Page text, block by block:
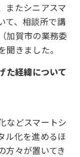
またシニアスマ
て、相談所で講
加賀市の業務委
きました。
た経緯について
などスマートシ
ル化を進めるほ
方々が置いてき